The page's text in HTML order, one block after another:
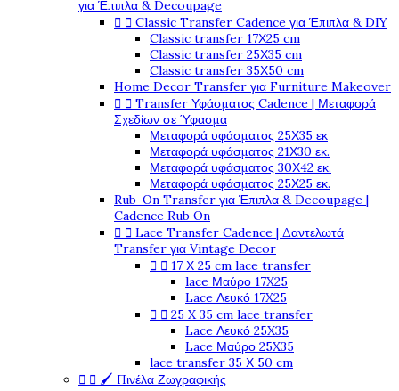
για Έπιπλα & Decoupage
  Classic Transfer Cadence για Έπιπλα & DIY
Classic transfer 17Χ25 cm
Classic transfer 25Χ35 cm
Classic transfer 35Χ50 cm
Home Decor Transfer για Furniture Makeover
  Transfer Υφάσματος Cadence | Μεταφορά
Σχεδίων σε Ύφασμα
Μεταφορά υφάσματος 25Χ35 εκ
Μεταφορά υφάσματος 21Χ30 εκ.
Μεταφορά υφάσματος 30Χ42 εκ.
Μεταφορά υφάσματος 25Χ25 εκ.
Rub-On Transfer για Έπιπλα & Decoupage |
Cadence Rub On
  Lace Transfer Cadence | Δαντελωτά
Transfer για Vintage Decor
  17 Χ 25 cm lace transfer
lace Μαύρο 17X25
Lace Λευκό 17X25
  25 X 35 cm lace transfer
Lace Λευκό 25X35
Lace Μαύρο 25X35
lace transfer 35 Χ 50 cm
  🖌️ Πινέλα Ζωγραφικής